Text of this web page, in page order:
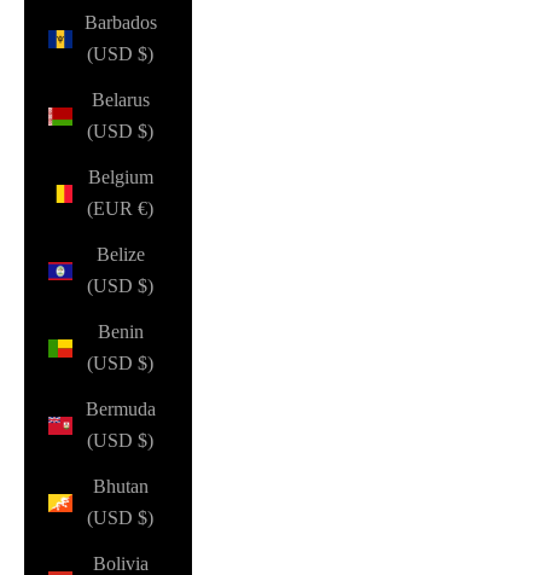
Barbados
(USD $)
Belarus
(USD $)
Belgium
(EUR €)
Belize
(USD $)
Benin
(USD $)
Bermuda
(USD $)
Bhutan
(USD $)
Bolivia